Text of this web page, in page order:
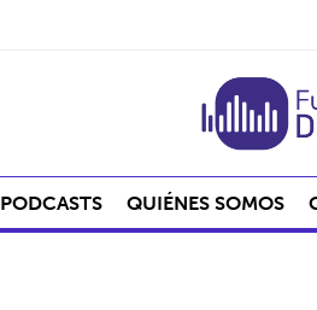
PODCASTS QUIÉNES SOMOS